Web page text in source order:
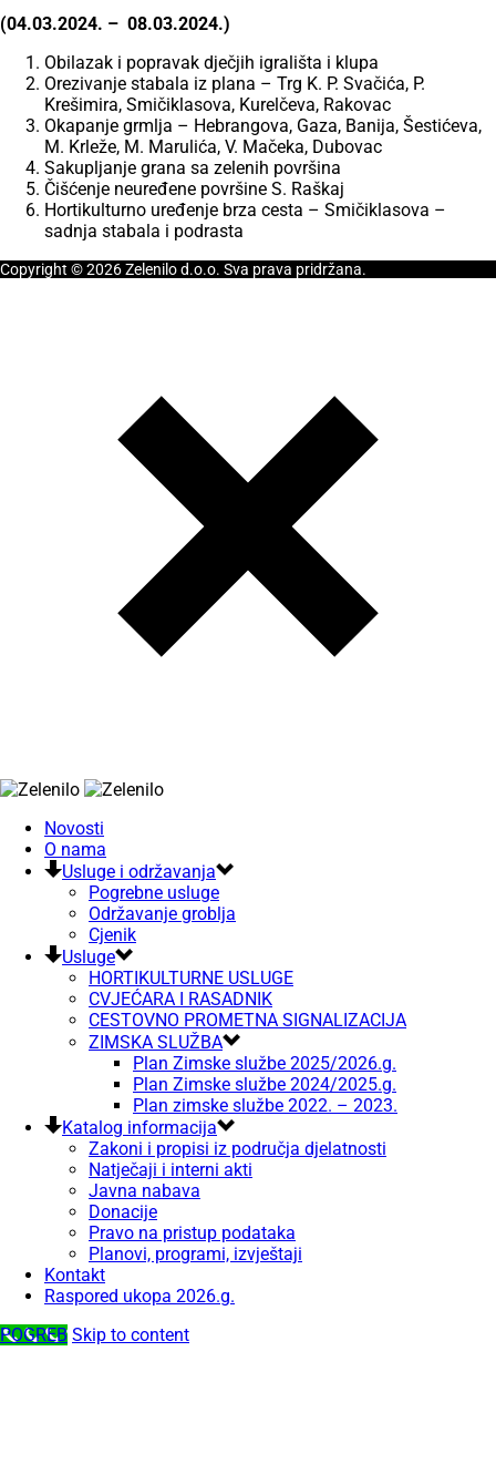
(04.03.2024. – 08.03.2024.)
Obilazak i popravak dječjih igrališta i klupa
Orezivanje stabala iz plana – Trg K. P. Svačića, P.
Krešimira, Smičiklasova, Kurelčeva, Rakovac
Okapanje grmlja – Hebrangova, Gaza, Banija, Šestićeva,
M. Krleže, M. Marulića, V. Mačeka, Dubovac
Sakupljanje grana sa zelenih površina
Čišćenje neuređene površine S. Raškaj
Hortikulturno uređenje brza cesta – Smičiklasova –
sadnja stabala i podrasta
Copyright © 2026 Zelenilo d.o.o. Sva prava pridržana.
Novosti
O nama
Usluge i održavanja
Pogrebne usluge
Održavanje groblja
Cjenik
Usluge
HORTIKULTURNE USLUGE
CVJEĆARA I RASADNIK
CESTOVNO PROMETNA SIGNALIZACIJA
ZIMSKA SLUŽBA
Plan Zimske službe 2025/2026.g.
Plan Zimske službe 2024/2025.g.
Plan zimske službe 2022. – 2023.
Katalog informacija
Zakoni i propisi iz područja djelatnosti
Natječaji i interni akti
Javna nabava
Donacije
Pravo na pristup podataka
Planovi, programi, izvještaji
Kontakt
Raspored ukopa 2026.g.
POGREB Skip to content